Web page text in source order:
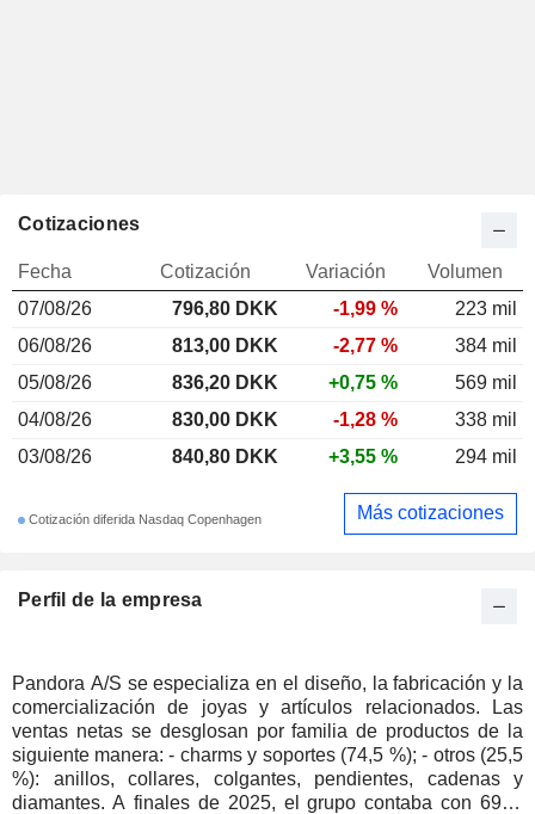
Perfil de la empresa
Pandora A/S se especializa en el diseño, la fabricación y la
comercialización de joyas y artículos relacionados. Las
ventas netas se desglosan por familia de productos de la
siguiente manera: - charms y soportes (74,5 %); - otros (25,5
%): anillos, collares, colgantes, pendientes, cadenas y
diamantes. A finales de 2025, el grupo contaba con 6998
Cotizaciones
Fecha Cotización Variación
Volumen
07/08/26
796,80 DKK -1,99 %
223 mil
06/08/26
813,00 DKK -2,77 %
384 mil
05/08/26
836,20 DKK +0,75 %
569 mil
04/08/26
830,00 DKK -1,28 %
338 mil
03/08/26
840,80 DKK +3,55 % 294 mil
Cotización diferida Nasdaq Copenhagen Más cotizaciones